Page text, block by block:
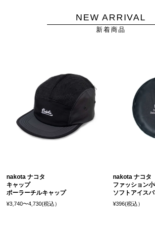
NEW ARRIVAL
新着商品
nakota ナコタ
キャップ
ポーラーチルキャップ
¥3,740〜4,730(税込）
nakota ナコタ
ファッション
ソフトアイス
¥396(税込）